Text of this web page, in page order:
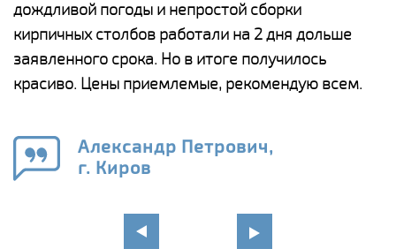
дождливой погоды и непростой сборки
кирпичных столбов работали на 2 дня дольше
заявленного срока. Но в итоге получилось
красиво. Цены приемлемые, рекомендую всем.
Александр Петрович,
г. Киров